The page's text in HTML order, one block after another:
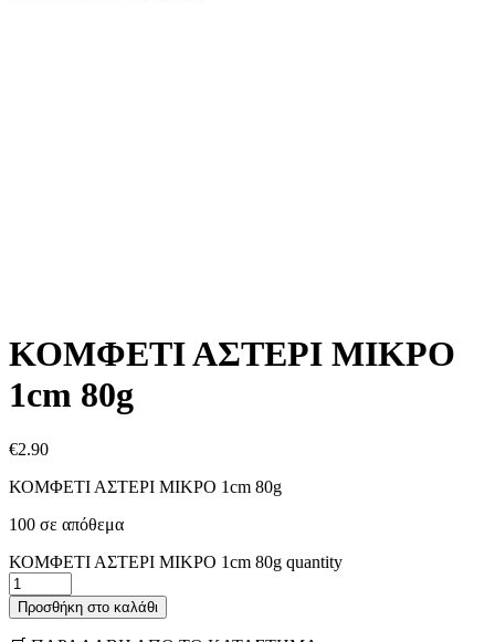
ΚΟΜΦΕΤΙ ΑΣΤΕΡΙ ΜΙΚΡΟ
1cm 80g
€2.90
ΚΟΜΦΕΤΙ ΑΣΤΕΡΙ ΜΙΚΡΟ 1cm 80g
100 σε απόθεμα
ΚΟΜΦΕΤΙ ΑΣΤΕΡΙ ΜΙΚΡΟ 1cm 80g quantity
Προσθήκη στο καλάθι